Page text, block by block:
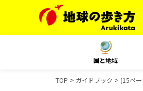
国と地域
TOP ガイドブック (15ペ